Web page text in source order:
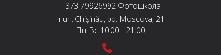
+373 79926992 Фотошкола
mun. Chișinău, bd. Moscova, 21
Пн-Вс 10:00 - 21:00